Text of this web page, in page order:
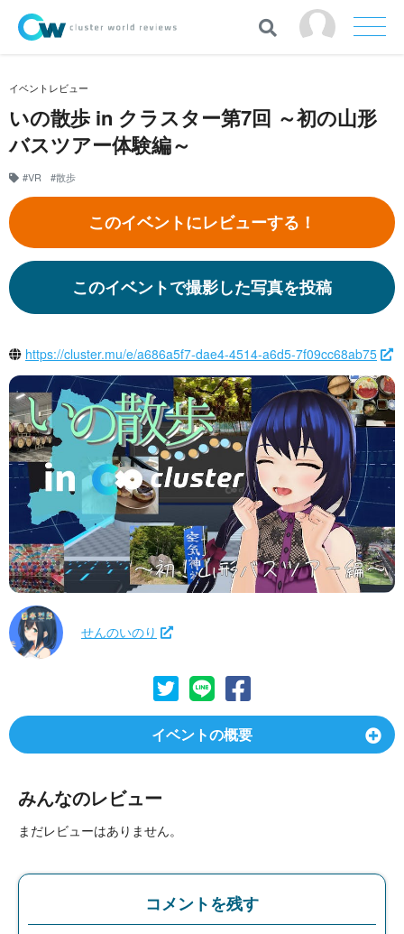
イベントレビュー
いの散歩 in クラスター第7回 ～初の山形
バスツアー体験編～
#VR #散歩
このイベントにレビューする！
このイベントで撮影した写真を投稿
https://cluster.mu/e/a686a5f7-dae4-4514-a6d5-7f09cc68ab75
せんのいのり
イベントの概要
みんなのレビュー
まだレビューはありません。
コメントを残す